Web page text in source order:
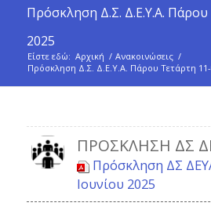
Πρόσκληση Δ.Σ. Δ.Ε.Υ.Α. Πάρου
2025
Είστε εδώ: Αρχική / Ανακοινώσεις /
Πρόσκληση Δ.Σ. Δ.Ε.Υ.Α. Πάρου Τετάρτη 11-
ΠΡΌΣΚΛΗΣΗ ΔΣ
Πρόσκληση ΔΣ
Ιουνίου 2025